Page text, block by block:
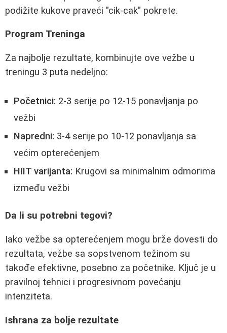
podižite kukove praveći "cik-cak" pokrete.
Program Treninga
Za najbolje rezultate, kombinujte ove vežbe u
treningu 3 puta nedeljno:
Početnici: 2-3 serije po 12-15 ponavljanja po
vežbi
Napredni: 3-4 serije po 10-12 ponavljanja sa
većim opterećenjem
HIIT varijanta: Krugovi sa minimalnim odmorima
između vežbi
Da li su potrebni tegovi?
Iako vežbe sa opterećenjem mogu brže dovesti do
rezultata, vežbe sa sopstvenom težinom su
takođe efektivne, posebno za početnike. Ključ je u
pravilnoj tehnici i progresivnom povećanju
intenziteta.
Ishrana za bolje rezultate